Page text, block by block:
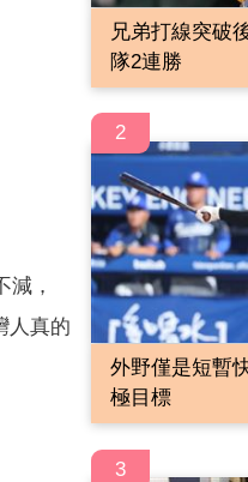
減，
人真的
兄弟打線突破
隊2連勝
2
外野僅是短暫
極目標
3